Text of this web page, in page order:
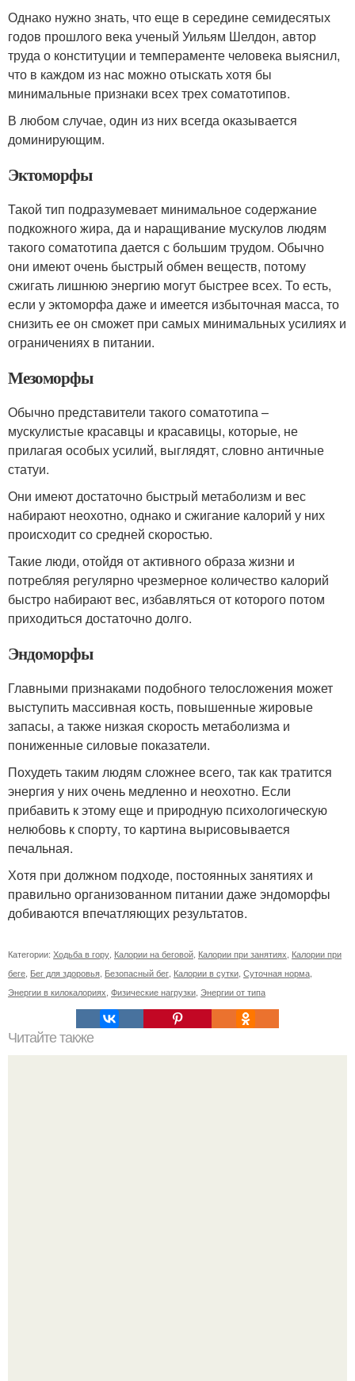
Однако нужно знать, что еще в середине семидесятых
годов прошлого века ученый Уильям Шелдон, автор
труда о конституции и темпераменте человека выяснил,
что в каждом из нас можно отыскать хотя бы
минимальные признаки всех трех соматотипов.
В любом случае, один из них всегда оказывается
доминирующим.
Эктоморфы
Такой тип подразумевает минимальное содержание
подкожного жира, да и наращивание мускулов людям
такого соматотипа дается с большим трудом. Обычно
они имеют очень быстрый обмен веществ, потому
сжигать лишнюю энергию могут быстрее всех. То есть,
если у эктоморфа даже и имеется избыточная масса, то
снизить ее он сможет при самых минимальных усилиях и
ограничениях в питании.
Мезоморфы
Обычно представители такого соматотипа –
мускулистые красавцы и красавицы, которые, не
прилагая особых усилий, выглядят, словно античные
статуи.
Они имеют достаточно быстрый метаболизм и вес
набирают неохотно, однако и сжигание калорий у них
происходит со средней скоростью.
Такие люди, отойдя от активного образа жизни и
потребляя регулярно чрезмерное количество калорий
быстро набирают вес, избавляться от которого потом
приходиться достаточно долго.
Эндоморфы
Главными признаками подобного телосложения может
выступить массивная кость, повышенные жировые
запасы, а также низкая скорость метаболизма и
пониженные силовые показатели.
Похудеть таким людям сложнее всего, так как тратится
энергия у них очень медленно и неохотно. Если
прибавить к этому еще и природную психологическую
нелюбовь к спорту, то картина вырисовывается
печальная.
Хотя при должном подходе, постоянных занятиях и
правильно организованном питании даже эндоморфы
добиваются впечатляющих результатов.
Категории: Ходьба в гору Калории на беговой Калории при занятиях Калории при
беге Бег для здоровья Безопасный бег Калории в сутки Суточная норма
Энергии в килокалориях Физические нагрузки Энергии от типа
Читайте также